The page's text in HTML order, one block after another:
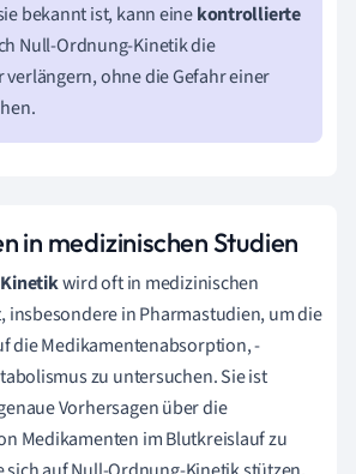
bekannt ist, kann einekontrollierte
Null-Ordnung-Kinetik die
verlängern, ohne die Gefahr einer
in medizinischen Studien
wird oft in medizinischen
insbesondere in Pharmastudien, um die
die Medikamentenabsorption, -
zu untersuchen. Sie ist
Vorhersagen über die
Medikamenten im Blutkreislauf zu